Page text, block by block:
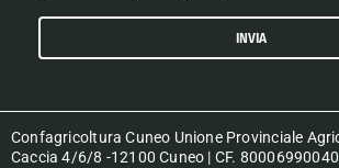
INVIA
Confagricoltura Cuneo Unione Provinciale
Caccia 4/6/8 -12100 Cuneo | CF.